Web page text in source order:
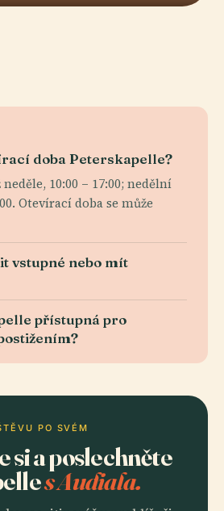
doba Peterskapelle?
10:00 – 17:00; nedělní
Otevírací doba se může
vstupné nebo mít
přístupná pro
PO SVÉM
si a poslechněte
s Audiala.